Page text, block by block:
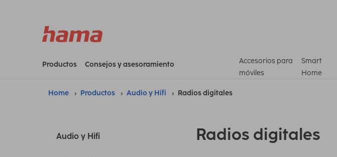
Productos Consejos y asesoramiento
Accesorios para
móviles
Smart
Home
Home Productos Audio y Hifi Radios digitales
Audio y Hifi Radios digitales